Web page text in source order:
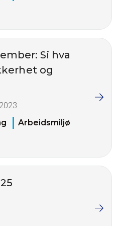
Si hva
og
Arbeidsmiljø